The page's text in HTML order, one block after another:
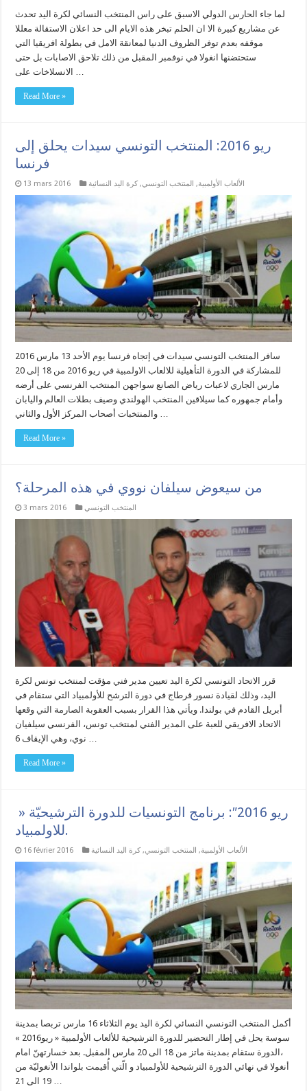
لما جاء الحارس الدولي الاسبق على راس المنتخب النسائي لكرة اليد تحدث
عن مشاريع كبيرة الا ان الحلم تبخر هذه الايام الى حد اعلان الاستقالة معللا
موقفه بعدم توفر الظروف الدنيا لمعانقة الامل في بطولة افريقيا التي
ستحتضنها انغولا في نوفمبر المقبل من ذلك تلاحق الاصابات بل حتى
Read More »
ريو 2016: المنتخب التونسي سيدات يحلق إلى
فرنسا
13 mars 2016 الألعاب الأولمبية, المنتخب التونسي, كرة اليد النسائية
سافر المنتخب التونسي سيدات في إتجاه فرنسا يوم الأحد 13 مارس 2016
للمشاركة في الدورة التأهيلية للالعاب الاولمبية في ريو 2016 من 18 إلى 20
مارس الجاري لاعبات رياض الصانع سواجهن المنتخب الفرنسي على أرضه
وأمام جمهوره كما سيلاقين المنتخب الهولندي وصيف بطلات العالم واليابان
والمنتخبات أصحاب المركز الأول والثاني …
Read More »
من سيعوض سيلفان نووي في هذه المرحلة؟
3 mars 2016 المنتخب التونسي
قرر الاتحاد التونسي لكرة اليد تعيين مدير فني مؤقت لمنتخب تونس لكرة
اليد، وذلك لقيادة نسور قرطاج في دورة الترشح للأولمبياد التي ستقام في
أبريل القادم في بولندا. ويأتي هذا القرار بسبب العقوبة الصارمة التي وقعها
الاتحاد الافريقي للعبة على المدير الفني لمنتخب تونس، الفرنسي سيلفيان
نوي، وهي الإيقاف 6 …
Read More »
» ريو 2016″: برنامج التونسيات للدورة الترشيحيّة
للاولمبياد.
16 février 2016 الألعاب الأولمبية, المنتخب التونسي, كرة اليد النسائية
أكمل المنتخب التونسي النسائي لكرة اليد يوم الثلاثاء 16 مارس تربصا بمدينة
سوسة يحل في إطار التحضير للدورة الترشيحية للألعاب الأولمبية « ريو2016 »
،الدورة ستقام بمدينة ماتز من 18 الى 20 مارس المقبل. بعد خسارتهنّ امام
أنغولا في نهائي الدورة الترشيحية للأولمبياد و الّتي أُقيمت بلواندا الأنغوليّة من